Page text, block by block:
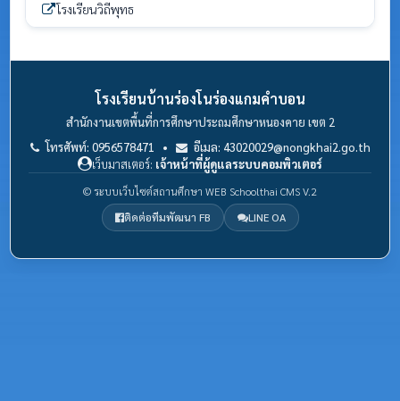
โรงเรียนวิถีพุทธ
โรงเรียนบ้านร่องโนร่องแกมคำบอน
สำนักงานเขตพื้นที่การศึกษาประถมศึกษาหนองคาย เขต 2
โทรศัพท์: 0956578471 •
อีเมล: 43020029@nongkhai2.go.th
เว็บมาสเตอร์: เจ้าหน้าที่ผู้ดูแลระบบคอมพิวเตอร์
© ระบบเว็บไซต์สถานศึกษา WEB Schoolthai CMS V.2
ติดต่อทีมพัฒนา FB
LINE OA